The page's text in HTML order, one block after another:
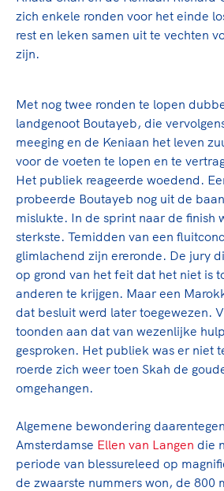
zich enkele ronden voor het einde
rest en leken samen uit te vechten
zijn.
Met nog twee ronden te lopen
landgenoot Boutayeb, die
meeging en de Keniaan het leven
voor de voeten te lopen en te
Het publiek reageerde woedend.
probeerde Boutayeb nog uit de
mislukte. In de sprint naar de finish
sterkste. Temidden van een
glimlachend zijn ereronde. De jury
op grond van het feit dat het niet is
anderen te krijgen. Maar een
dat besluit werd later toegewezen.
toonden aan dat van wezenlijke
gesproken. Het publiek was er niet
roerde zich weer toen Skah de
omgehangen.
Algemene bewondering
Amsterdamse Ellen van Langen die
periode van blessureleed op
de zwaarste nummers won, de 800